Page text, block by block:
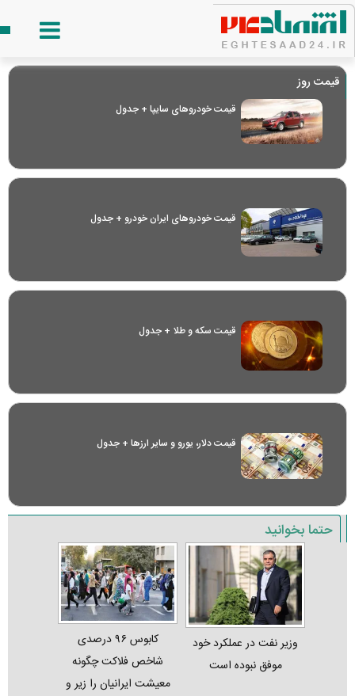
قیمت روز
قیمت خودرو‌های سایپا + جدول
قیمت خودرو‌های ایران خودرو + جدول
قیمت سکه و طلا + جدول
قیمت دلار، یورو و سایر ارز‌ها + جدول
حتما بخوانید
وزیر نفت در عملکرد خود
موفق نبوده است
کابوس ۹۶ درصدی
شاخص فلاکت چگونه
معیشت ایرانیان را زیر و